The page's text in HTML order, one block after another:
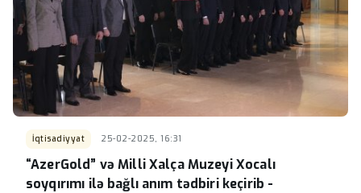
İqtisadiyyat 25-02-2025, 16:31
“AzerGold” və Milli Xalça Muzeyi Xocalı
soyqırımı ilə bağlı anım tədbiri keçirib -